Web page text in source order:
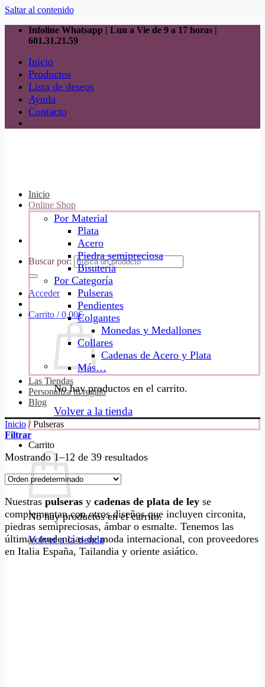
Saltar al contenido
Infoline Whatsapp | Lun a Vie de 9 a 17 horas |
601.31.21.59
Inicio
Productos
Lista de deseos
Ayuda
Contacto
Buscar por:
Acceder
Carrito /0,00€
No hay productos en el carrito.
Volver a la tienda
Carrito
No hay productos en el carrito.
Volver a la tienda
Inicio
Online Shop
Por Material
Plata
Acero
Piedra semipreciosa
Bisutería
Por Categoría
Pulseras
Pendientes
Colgantes
Monedas y Medallones
Collares
Cadenas de Acero y Plata
Más…
Las Tiendas
Personaliza tu regalo
Blog
Inicio /Pulseras
Filtrar
Mostrando 1–12 de 39 resultados
Nuestraspulseras y cadenas de plata de ley se
complementan con otros diseños que incluyen circonita,
piedras semipreciosas, ámbar o esmalte. Tenemos las
últimas tendencias de moda internacional, con proveedores
en Italia España, Tailandia y oriente asiático.